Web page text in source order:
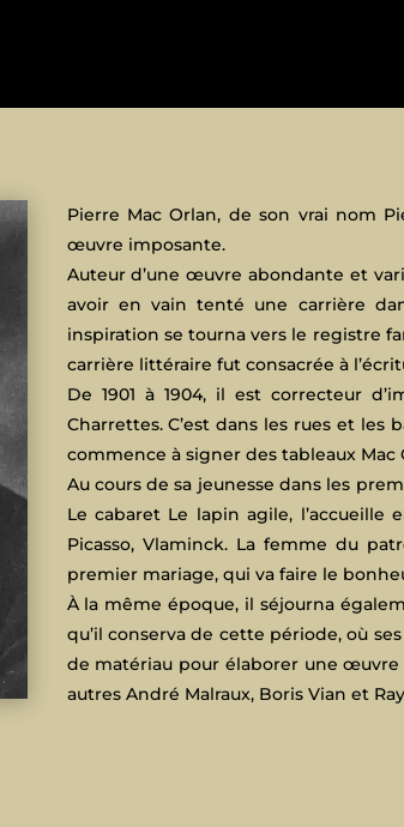
Pierre Mac Orlan, de son vrai nom
œuvre imposante.
Auteur d’une œuvre abondante et
avoir en vain tenté une carrière
inspiration se tourna vers le registre
carrière littéraire fut consacrée à
De 1901 à 1904, il est correcteur
Charrettes. C’est dans les rues et les
commence à signer des tableaux Mac
Au cours de sa jeunesse dans les
Le cabaret Le lapin agile, l’accueille
Picasso, Vlaminck. La femme du
premier mariage, qui va faire le
À la même époque, il séjourna
qu’il conserva de cette période, où
de matériau pour élaborer une
autres André Malraux, Boris Vian et